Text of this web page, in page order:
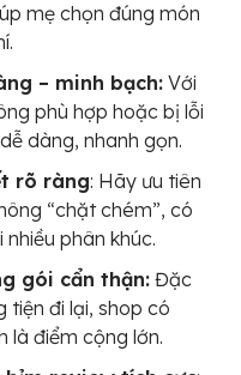
mẹ chọn đúng món
– minh bạch: Với
phù hợp hoặc bị lỗi
dàng, nhanh gọn.
rõ ràng: Hãy ưu tiên
“chặt chém”, có
phân khúc.
gói cẩn thận: Đặc
tiện đi lại, shop có
là điểm cộng lớn.